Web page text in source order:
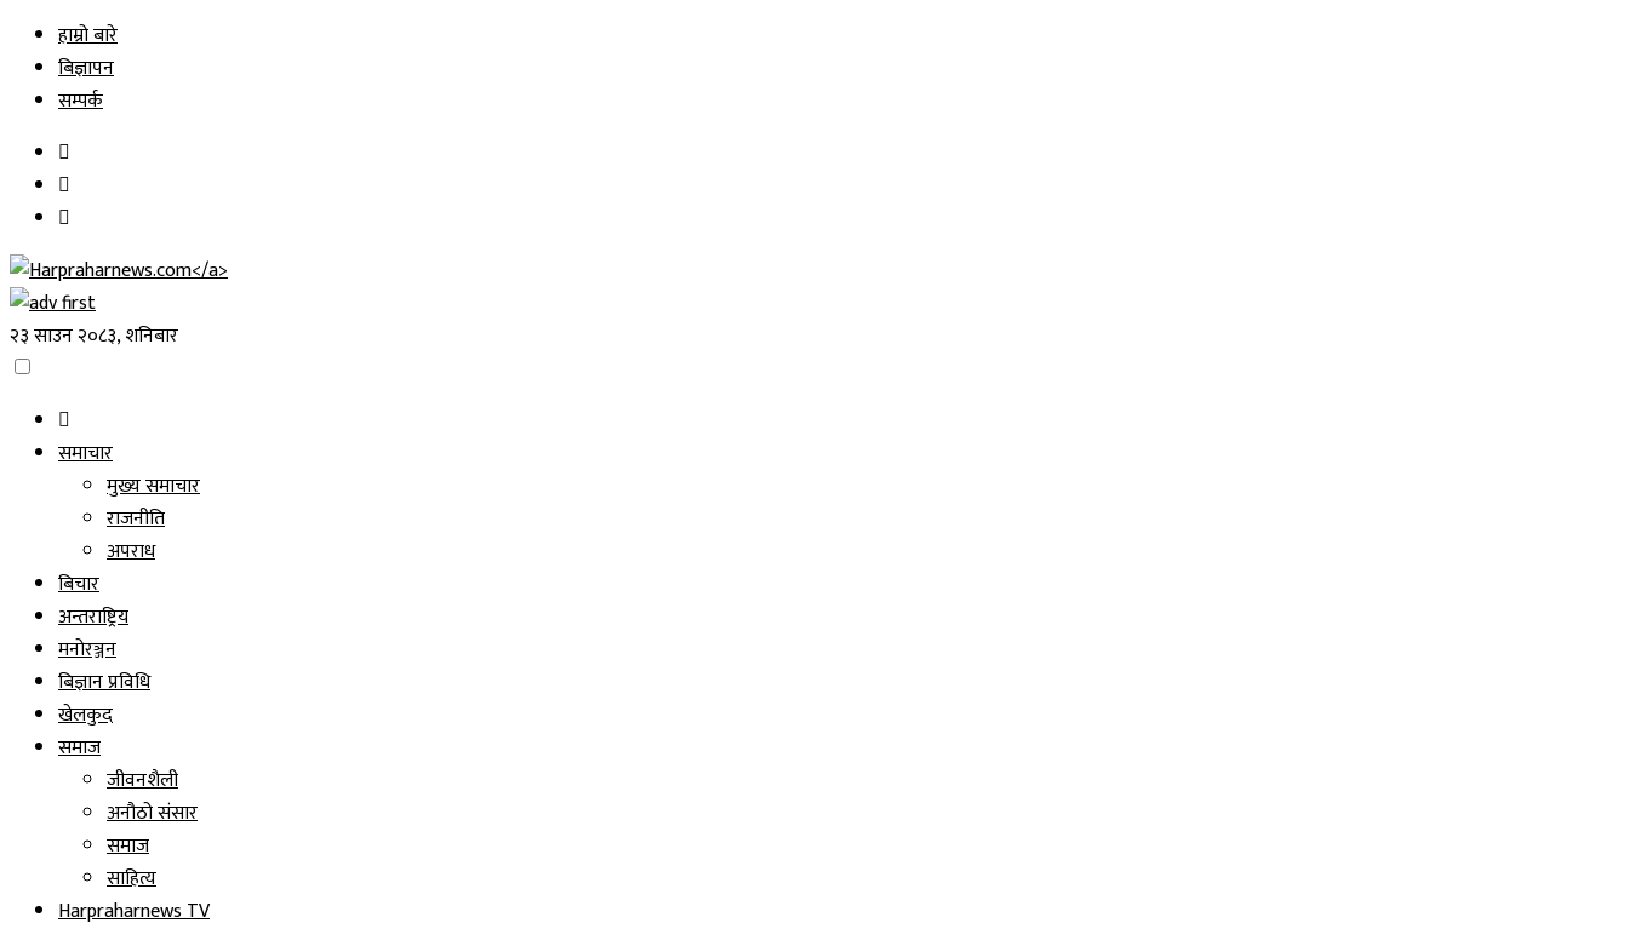
Skip
content
हाम्रो बारे
बिज्ञापन
सम्पर्क
२३ साउन २०८३, शनिबार
समाचार
मुख्य समाचार
राजनीति
अपराध
बिचार
अन्तराष्ट्रिय
मनोरञ्जन
बिज्ञान प्रविधि
खेलकुद
समाज
जीवनशैली
अनौठो संसार
समाज
साहित्य
Harpraharnews TV